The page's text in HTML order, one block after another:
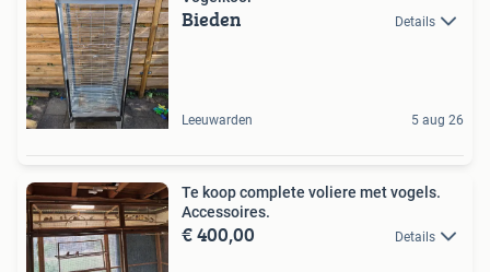
Bieden Details
Leeuwarden 5 aug 26
Te koop complete voliere met vogels.
Accessoires.
€ 400,00 Details